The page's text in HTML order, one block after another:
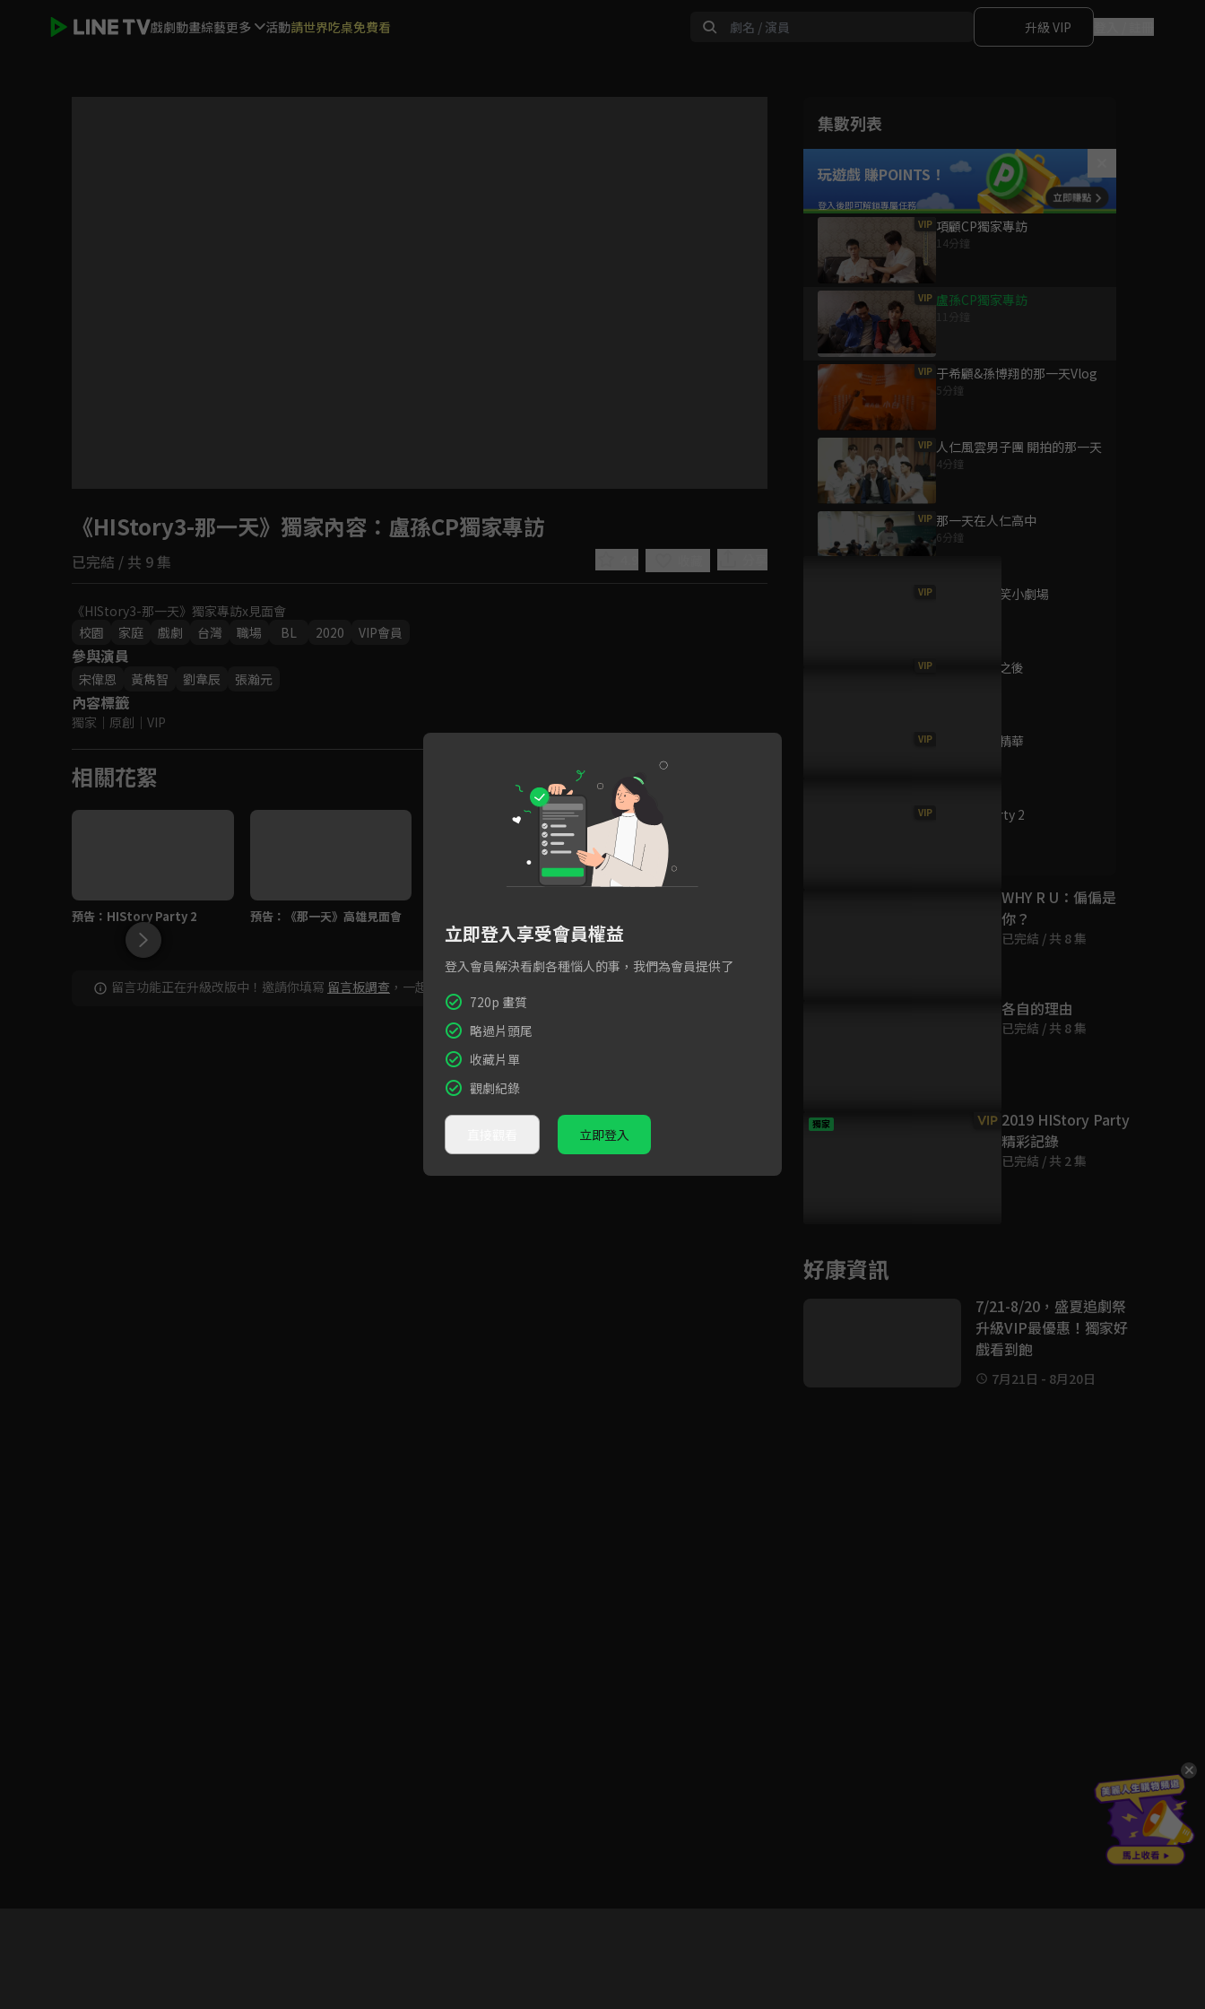
戲劇動畫綜藝更多 活動請世界吃桌免費看 升級 VIP
Video
如有不便請見諒
集數列表
玩遊戲 賺POINTS！
VIP 項顧CP獨家專訪
14分鐘
VIP 盧孫CP獨家專訪
VIP 于希顧&孫博翔的那一天Vlog
5分鐘
VIP 人仁風雲男子團 開拍的那一天
4分鐘
VIP 那一天在人仁高中
6分鐘
VIP 那一天的爆笑小劇場
VIP 那一天下戲之後
VIP 高雄見面會精華
VIP HIStory Party 2
《HIStory3-那一天》獨家內容 ：盧孫CP獨家專訪
已完結 / 共 9 集
《HIStory3-那一天》獨家專訪x見面會
校園
家庭 戲劇 台灣 職場 BL 2020 VIP會員
參與演員
宋偉恩 黃雋智 劉韋辰 張瀚元
內容標籤
獨家 ｜ 原創 ｜ VIP
相關花絮
預告：HIStory Party 2 預告：《那一天》高雄見面會
著你！
留言功能正在升級改版中！邀請你填寫 留言板調查 ，一起共創新版留言功能！
為您推薦
像貓一樣的你
WHY R U：偏偏是
你？
已完結 / 共 8 集
各自的理由
已完結 / 共 8 集
VIP
獨家
2019 HIStory Party
精彩記錄
已完結 / 共 2 集
好康資訊
7/21-8/20，盛夏追劇祭
升級VIP最優惠！獨家好
戲看到飽
7月21日 - 8月20日
立即登入享受會員權益
登入會員解決看劇各種惱人的事，我們為會員提供了
720p 畫質
略過片頭尾
收藏片單
觀劇紀錄
立即登入